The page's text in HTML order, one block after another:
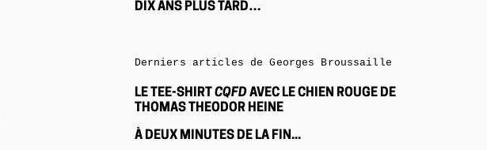
DIX ANS PLUS TARD…
Derniers articles de Georges Broussaille
LE TEE-SHIRT CQFDAVEC LE CHIEN ROUGE DE
THOMAS THEODOR HEINE
À DEUX MINUTES DE LA FIN...